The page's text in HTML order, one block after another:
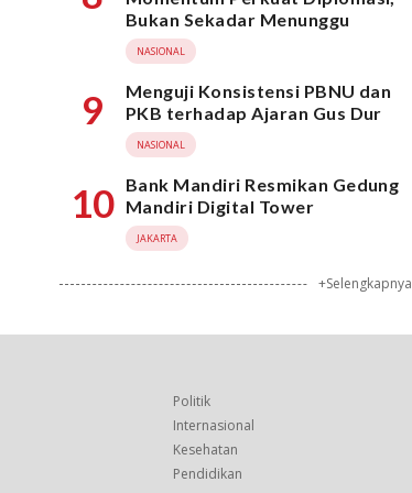
Bukan Sekadar Menunggu
NASIONAL
9
Menguji Konsistensi PBNU dan
PKB terhadap Ajaran Gus Dur
NASIONAL
10 Bank Mandiri Resmikan Gedung
Mandiri Digital Tower
JAKARTA
+Selengkapnya
Politik
Internasional
Kesehatan
Pendidikan